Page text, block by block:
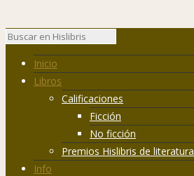
Inicio
Libros
Calificaciones
Ficción
No ficción
Premios Hislibris de
Info